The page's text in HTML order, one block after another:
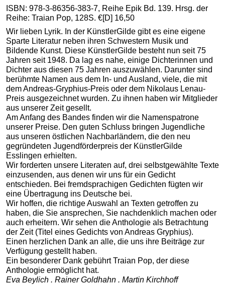
ISBN: 978-3-86356-383-7, Reihe Epik Bd. 139. Hrsg. der
Reihe: Traian Pop, 128S. €[D] 16,50
Wir lieben Lyrik. In der KünstlerGilde gibt es eine eigene
Sparte Literatur neben ihren Schwestern Musik und
Bildende Kunst. Diese KünstlerGilde besteht nun seit 75
Jahren seit 1948. Da lag es nahe, einige Dichterinnen und
Dichter aus diesen 75 Jahren auszuwählen. Darunter sind
berühmte Namen aus dem In- und Ausland, viele, die mit
dem Andreas-Gryphius-Preis oder dem Nikolaus Lenau-
Preis ausgezeichnet wurden. Zu ihnen haben wir Mitglieder
aus unserer Zeit gesellt.
Am Anfang des Bandes finden wir die Namenspatrone
unserer Preise. Den guten Schluss bringen Jugendliche
aus unseren östlichen Nachbarländern, die den neu
gegründeten Jugendförderpreis der KünstlerGilde
Esslingen erhielten.
Wir forderten unsere Literaten auf, drei selbstgewählte Texte
einzusenden, aus denen wir uns für ein Gedicht
entschieden. Bei fremdsprachigen Gedichten fügten wir
eine Übertragung ins Deutsche bei.
Wir hoffen, die richtige Auswahl an Texten getroffen zu
haben, die Sie ansprechen, Sie nachdenklich machen oder
auch erheitern. Wir sehen die Anthologie als Betrachtung
der Zeit (Titel eines Gedichts von Andreas Gryphius).
Einen herzlichen Dank an alle, die uns ihre Beiträge zur
Verfügung gestellt haben.
Ein besonderer Dank gebührt Traian Pop, der diese
Anthologie ermöglicht hat.
Eva Beylich . Rainer Goldhahn . Martin Kirchhoff